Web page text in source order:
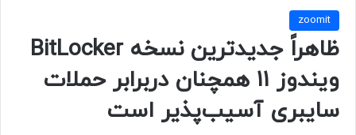
zoomit
ظاهراً جدیدترین نسخه BitLocker
ویندوز ۱۱ همچنان دربرابر حملات
سایبری آسیب‌پذیر است